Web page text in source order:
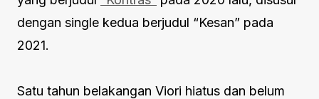
dengan single kedua berjudul “Kesan” pada
2021.
Satu tahun belakangan Viori hiatus dan belum